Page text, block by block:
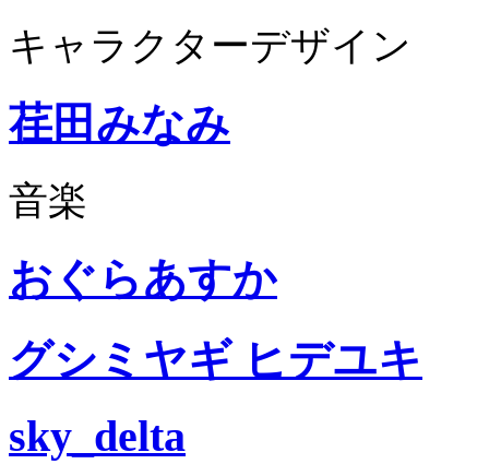
キャラクターデザイン
荏田みなみ
音楽
おぐらあすか
グシミヤギ ヒデユキ
sky_delta